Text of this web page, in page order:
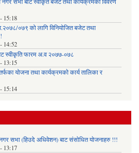
15:18
०७९ को लागि विनियोजित बजेट तथा
14:52
स्वीकृति फारम अ.व २०७७-०७८
13:15
याेजना तथा कार्यक्रमकाे कार्य तालिका र
15:14
सभा (हिउदे अधिवेशन) बाट संसोधित योजनाहरु !!!
13:17